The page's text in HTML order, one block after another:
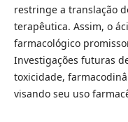
restringe a translação
terapêutica. Assim, o
farmacológico
Investigações futuras
toxicidade,
visando seu uso